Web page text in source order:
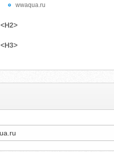
wwaqua.ru
<H2>
<H3>